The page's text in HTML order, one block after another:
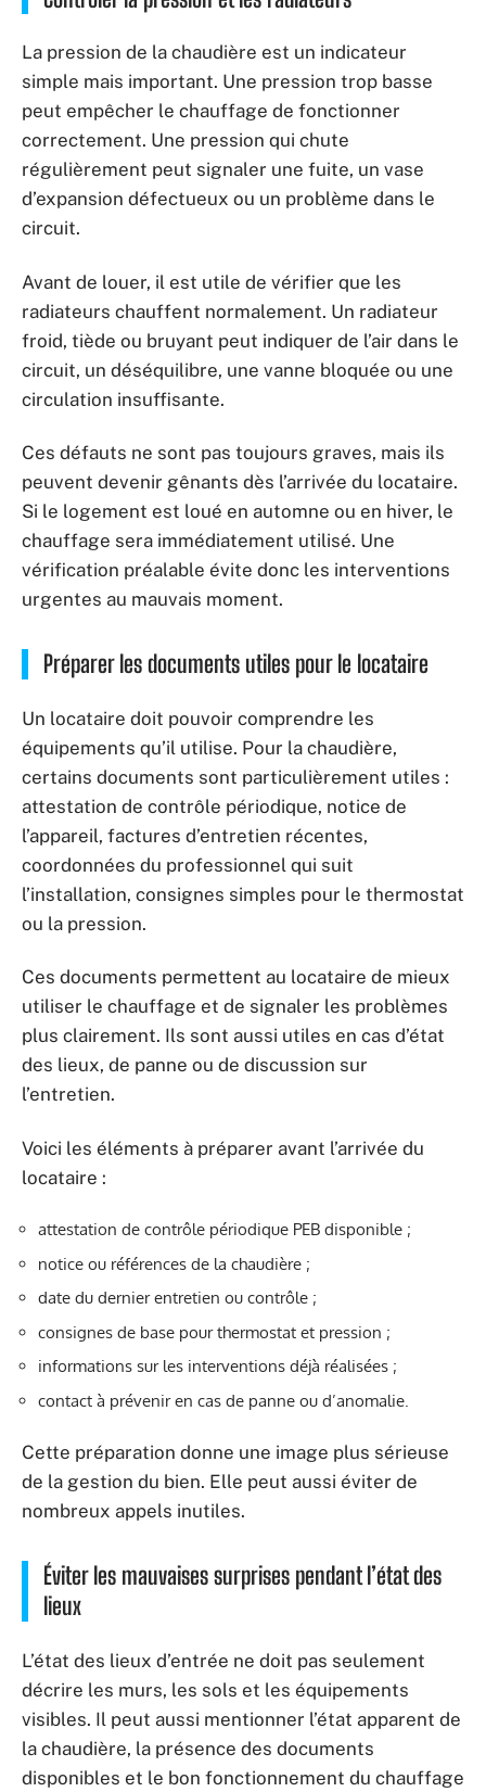
La pression de la chaudière est un indicateur
simple mais important. Une pression trop basse
peut empêcher le chauffage de fonctionner
correctement. Une pression qui chute
régulièrement peut signaler une fuite, un vase
d’expansion défectueux ou un problème dans le
circuit.
Avant de louer, il est utile de vérifier que les
radiateurs chauffent normalement. Un radiateur
froid, tiède ou bruyant peut indiquer de l’air dans le
circuit, un déséquilibre, une vanne bloquée ou une
circulation insuffisante.
Ces défauts ne sont pas toujours graves, mais ils
peuvent devenir gênants dès l’arrivée du locataire.
Si le logement est loué en automne ou en hiver, le
chauffage sera immédiatement utilisé. Une
vérification préalable évite donc les interventions
urgentes au mauvais moment.
Préparer les documents utiles pour le locataire
Un locataire doit pouvoir comprendre les
équipements qu’il utilise. Pour la chaudière,
certains documents sont particulièrement utiles :
attestation de contrôle périodique, notice de
l’appareil, factures d’entretien récentes,
coordonnées du professionnel qui suit
l’installation, consignes simples pour le thermostat
ou la pression.
Ces documents permettent au locataire de mieux
utiliser le chauffage et de signaler les problèmes
plus clairement. Ils sont aussi utiles en cas d’état
des lieux, de panne ou de discussion sur
l’entretien.
Voici les éléments à préparer avant l’arrivée du
locataire :
attestation de contrôle périodique PEB disponible ;
notice ou références de la chaudière ;
date du dernier entretien ou contrôle ;
consignes de base pour thermostat et pression ;
informations sur les interventions déjà réalisées ;
contact à prévenir en cas de panne ou d’anomalie.
Cette préparation donne une image plus sérieuse
de la gestion du bien. Elle peut aussi éviter de
nombreux appels inutiles.
Éviter les mauvaises surprises pendant l’état des
lieux
L’état des lieux d’entrée ne doit pas seulement
décrire les murs, les sols et les équipements
visibles. Il peut aussi mentionner l’état apparent de
la chaudière, la présence des documents
disponibles et le bon fonctionnement du chauffage